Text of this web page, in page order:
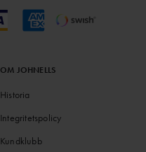
OM JOHNELLS
Historia
Integritetspolicy
Kundklubb